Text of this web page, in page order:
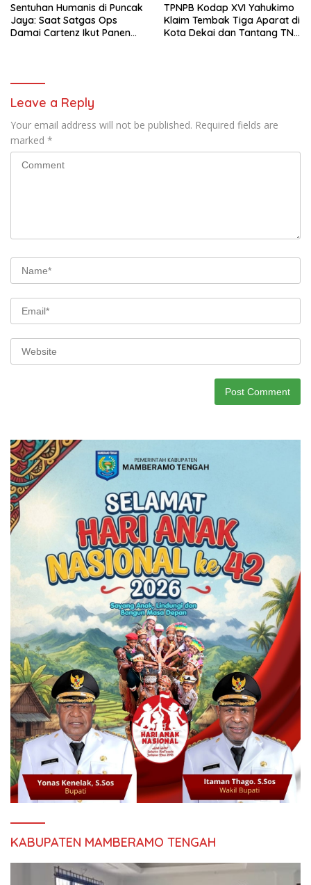
Sentuhan Humanis di Puncak
Jaya: Saat Satgas Ops
Damai Cartenz Ikut Panen
TPNPB Kodap XVI Yahukimo
Klaim Tembak Tiga Aparat di
Kota Dekai dan Tantang TNI-
Leave a Reply
Your email address will not be published. Required fields are
marked *
KABUPATEN MAMBERAMO TENGAH